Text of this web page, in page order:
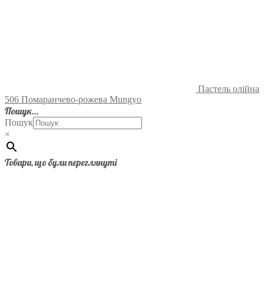
Пастель олійна
506 Помаранчево-рожева Mungyo
Пошук…
Пошук
×
Товари, що були переглянуті